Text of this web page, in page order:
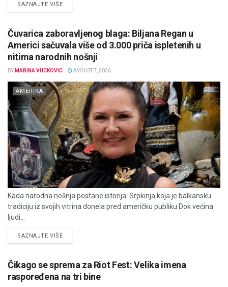
SAZNAJTE VIŠEDETAILS
Čuvarica zaboravljenog blaga: Biljana Regan u
Americi sačuvala više od 3.000 priča ispletenih u
nitima narodnih nošnji
BY MARINA VUCKOVIC AVGUST 7, 2026
AMERIKA
Kada narodna nošnja postane istorija: Srpkinja koja je balkansku
tradiciju iz svojih vitrina donela pred američku publiku Dok većina
ljudi...
SAZNAJTE VIŠEDETAILS
Čikago se sprema za Riot Fest: Velika imena
raspoređena na tri bine